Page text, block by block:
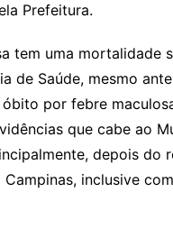
Prefeitura.
tem uma mortalidade
de Saúde, mesmo
por febre
que cabe ao
depois do
inclusive